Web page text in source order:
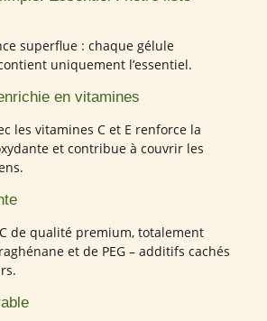
superflue : chaque gélule
uniquement l’essentiel.
en vitamines
les vitamines C et E renforce la
et contribue à couvrir les
de qualité premium, totalement
et de PEG – additifs cachés